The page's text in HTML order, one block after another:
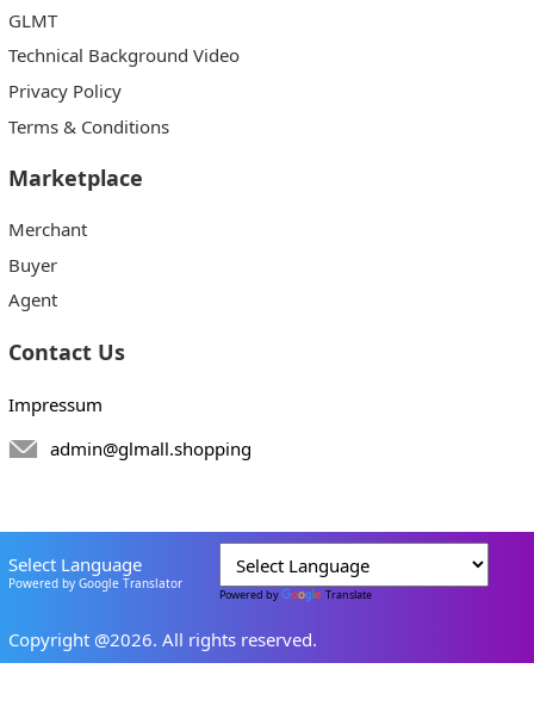
GLMT
Technical Background Video
Privacy Policy
Terms & Conditions
Marketplace
Merchant
Buyer
Agent
Contact Us
Impressum
admin@glmall.shopping
Select Language
Powered by Google Translator
Powered by Translate
Copyright @2026. All rights reserved.